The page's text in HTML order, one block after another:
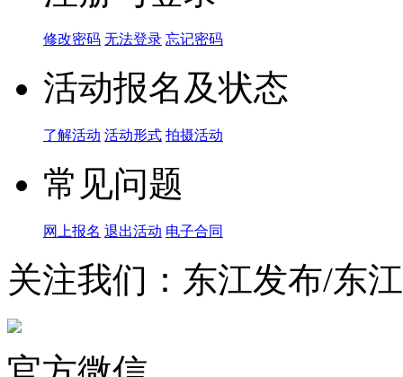
修改密码 无法登录 忘记密码
活动报名及状态
了解活动 活动形式 拍摄活动
常见问题
网上报名 退出活动 电子合同
关注我们：东江发布/东